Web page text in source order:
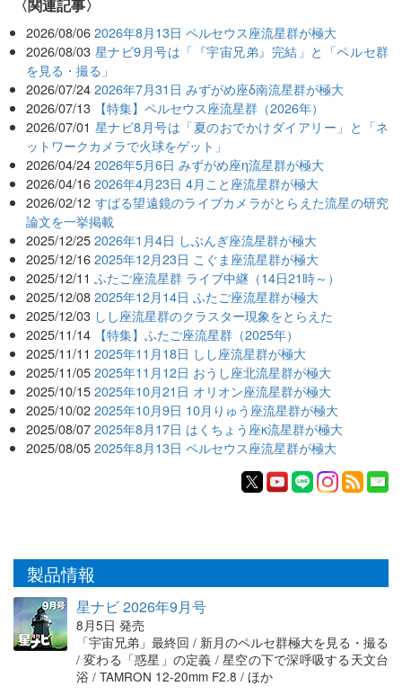
関連記事
2026/08/06 2026年8月13日 ペルセウス座流星群が極大
2026/08/03 星ナビ9月号は「『宇宙兄弟』完結」と「ペルセ群
を見る・撮る」
2026/07/24 2026年7月31日 みずがめ座δ南流星群が極大
2026/07/13 【特集】ペルセウス座流星群（2026年）
2026/07/01 星ナビ8月号は「夏のおでかけダイアリー」と「ネ
ットワークカメラで火球をゲット」
2026/04/24 2026年5月6日 みずがめ座η流星群が極大
2026/04/16 2026年4月23日 4月こと座流星群が極大
2026/02/12 すばる望遠鏡のライブカメラがとらえた流星の研究
論文を一挙掲載
2025/12/25 2026年1月4日 しぶんぎ座流星群が極大
2025/12/16 2025年12月23日 こぐま座流星群が極大
2025/12/11 ふたご座流星群 ライブ中継（14日21時～）
2025/12/08 2025年12月14日 ふたご座流星群が極大
2025/12/03 しし座流星群のクラスター現象をとらえた
2025/11/14 【特集】ふたご座流星群（2025年）
2025/11/11 2025年11月18日 しし座流星群が極大
2025/11/05 2025年11月12日 おうし座北流星群が極大
2025/10/15 2025年10月21日 オリオン座流星群が極大
2025/10/02 2025年10月9日 10月りゅう座流星群が極大
2025/08/07 2025年8月17日 はくちょう座κ流星群が極大
2025/08/05 2025年8月13日 ペルセウス座流星群が極大
製品情報
星ナビ 2026年9月号
8月5日 発売
「宇宙兄弟」最終回 / 新月のペルセ群極大を見る・撮る
/ 変わる「惑星」の定義 / 星空の下で深呼吸する天文台
浴 / TAMRON 12-20mm F2.8 / ほか